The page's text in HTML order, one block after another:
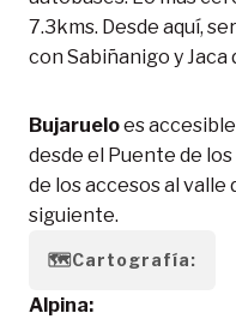
7.3kms. Desde aquí,
con Sabiñanigo y Jaca
Bujarueloes
desde el Puente de
de los accesos al valle
siguiente.
🗺️Cartografía:
Alpina: